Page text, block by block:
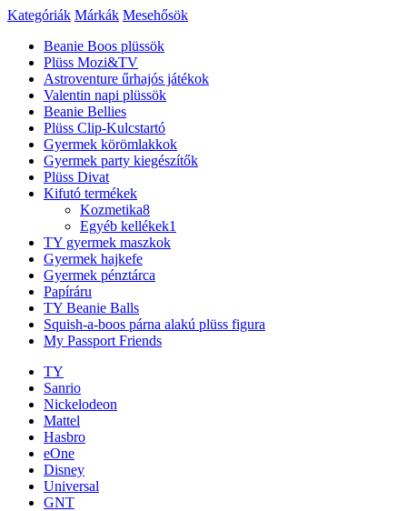
Kategóriák Márkák Mesehősök
Beanie Boos plüssök
Plüss Mozi&TV
Astroventure űrhajós játékok
Valentin napi plüssök
Beanie Bellies
Plüss Clip-Kulcstartó
Gyermek körömlakkok
Gyermek party kiegészítők
Plüss Divat
Kifutó termékek
Kozmetika8
Egyéb kellékek1
TY gyermek maszkok
Gyermek hajkefe
Gyermek pénztárca
Papíráru
TY Beanie Balls
Squish-a-boos párna alakú plüss figura
My Passport Friends
TY
Sanrio
Nickelodeon
Mattel
Hasbro
eOne
Disney
Universal
GNT